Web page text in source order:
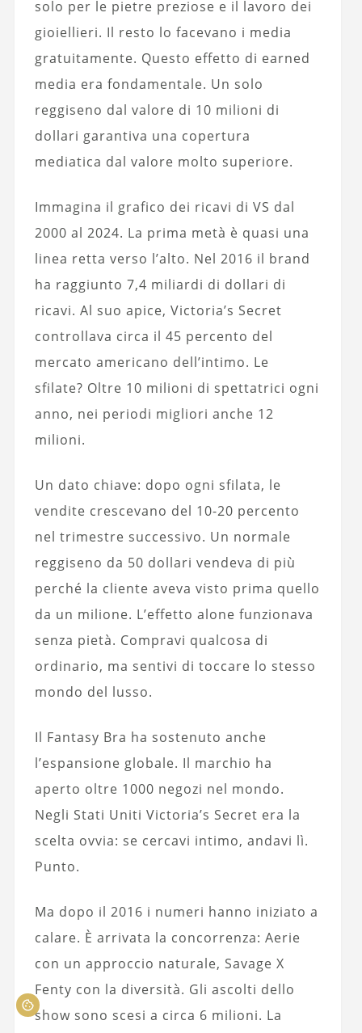
solo per le pietre preziose e il lavoro dei
gioiellieri. Il resto lo facevano i media
gratuitamente. Questo effetto di earned
media era fondamentale. Un solo
reggiseno dal valore di 10 milioni di
dollari garantiva una copertura
mediatica dal valore molto superiore.
Immagina il grafico dei ricavi di VS dal
2000 al 2024. La prima metà è quasi una
linea retta verso l’alto. Nel 2016 il brand
ha raggiunto 7,4 miliardi di dollari di
ricavi. Al suo apice, Victoria’s Secret
controllava circa il 45 percento del
mercato americano dell’intimo. Le
sfilate? Oltre 10 milioni di spettatrici ogni
anno, nei periodi migliori anche 12
milioni.
Un dato chiave: dopo ogni sfilata, le
vendite crescevano del 10-20 percento
nel trimestre successivo. Un normale
reggiseno da 50 dollari vendeva di più
perché la cliente aveva visto prima quello
da un milione. L’effetto alone funzionava
senza pietà. Compravi qualcosa di
ordinario, ma sentivi di toccare lo stesso
mondo del lusso.
Il Fantasy Bra ha sostenuto anche
l’espansione globale. Il marchio ha
aperto oltre 1000 negozi nel mondo.
Negli Stati Uniti Victoria’s Secret era la
scelta ovvia: se cercavi intimo, andavi lì.
Punto.
Ma dopo il 2016 i numeri hanno iniziato a
calare. È arrivata la concorrenza: Aerie
con un approccio naturale, Savage X
Fenty con la diversità. Gli ascolti dello
show sono scesi a circa 6 milioni. La